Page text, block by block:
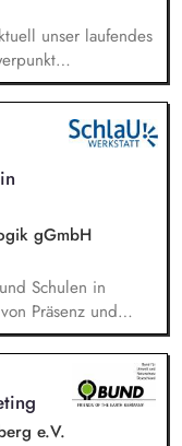
unser laufendes
sowie
Projekte
und
Grundschule bis in
und
pädagogische
gGmbH
Schulen in
Präsenz und
Tagen und erstellst
schlau-lernen.org.
auf den
und
e.V.